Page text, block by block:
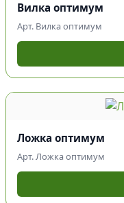
Вилка оптимум
Арт. Вилка оптимум
Ложка оптимум
Арт. Ложка оптимум